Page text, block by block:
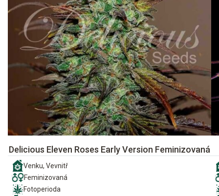
Delicious Eleven Roses Early Version Feminizovaná
Venku, Vevnitř
Feminizovaná
Fotoperioda